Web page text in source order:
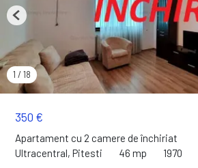
350 €
Apartament cu 2 camere de închiriat
Ultracentral, Pitesti
46 mp 1970
1 / 18
Previous